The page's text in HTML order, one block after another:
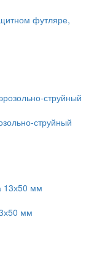
футляре,
струйный
мм